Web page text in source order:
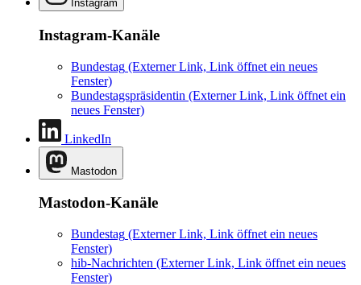
Instagram
Instagram-Kanäle
Bundestag (Externer Link, Link öffnet ein neues
Fenster)
Bundestagspräsidentin (Externer Link, Link öffnet ein
neues Fenster)
LinkedIn
Mastodon
Mastodon-Kanäle
Bundestag (Externer Link, Link öffnet ein neues
Fenster)
hib-Nachrichten (Externer Link, Link öffnet ein neues
Fenster)